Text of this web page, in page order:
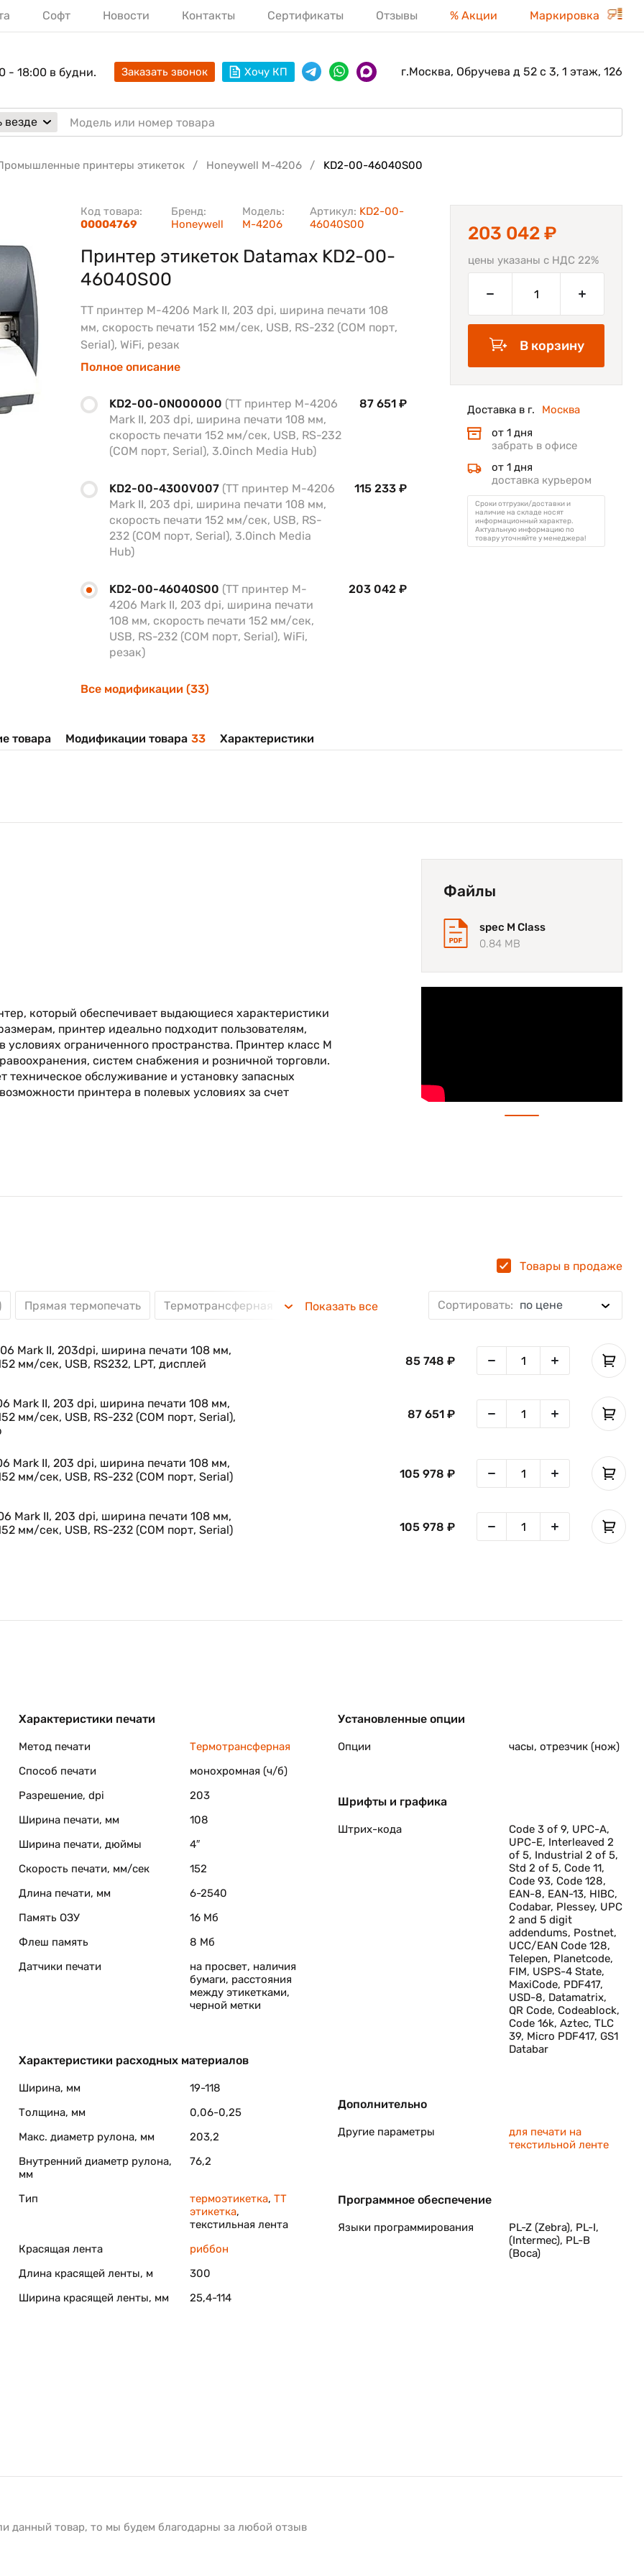
Софт Новости Контакты Сертификаты Отзывы % Акции Маркировка
- 18:00 в будни. Заказать звонок Хочу КП г.Москва, Обручева д 52 с 3, 1 этаж, 126
везде
принтеры этикеток Honeywell M-4206 KD2-00-46040S00
Бренд:
Honeywell
Модель:
M-4206
Код товара:
00004769
Артикул: KD2-00-
46040S00
Принтер этикеток Datamax KD2-00-
46040S00
TT принтер M-4206 Mark II, 203 dpi, ширина печати 108
мм, скорость печати 152 мм/сек, USB, RS-232 (COM порт,
Serial), WiFi, резак
Полное описание
KD2-00-0N000000 (TT принтер M-4206
Mark II, 203 dpi, ширина печати 108 мм,
скорость печати 152 мм/сек, USB, RS-232
(COM порт, Serial), 3.0inch Media Hub)
87 651 ₽
KD2-00-4300V007 (TT принтер M-4206
Mark II, 203 dpi, ширина печати 108 мм,
скорость печати 152 мм/сек, USB, RS-
232 (COM порт, Serial), 3.0inch Media
Hub)
115 233 ₽
KD2-00-46040S00 (TT принтер M-
4206 Mark II, 203 dpi, ширина печати
108 мм, скорость печати 152 мм/сек,
USB, RS-232 (COM порт, Serial), WiFi,
резак)
203 042 ₽
Все модификации (33)
203 042 ₽
цены указаны с НДС 22%
В корзину
Доставка в г.
Москва
от 1 дня
забрать в офисе
от 1 дня
доставка курьером
Сроки отгрузки/доставки и
наличие на складе носят
информационный характер.
Актуальную информацию по
товару уточняйте у менеджера!
товара Модификации товара 33 Характеристики
который обеспечивает выдающиеся характеристики
принтер идеально подходит пользователям,
ограниченного пространства. Принтер класс M
систем снабжения и розничной торговли.
техническое обслуживание и установку запасных
принтера в полевых условиях за счет
благодаря установке компонентов, требующих
и управления функциями принтера рассчитан на
в уже имеющийся парк оборудования
IN/OUT
комплектации и Ethernet и Wi Fi опционально
фирмы Datamax Corp. Уникальный дизайн
небольших и средних предприятий, которым
отличает простая и удобная заправка этикеток.
DT представлен в металлическом корпусе и с
и графики на широкой термобумаге или
качеством при компактных размерах.
- "на отражение" и "на просвет". Комбинация
либо перевести принтер в авто сенсорный режим и он
DT представлен в металлическом корпусе и с широкими
на широкой термобумаге или термоэтикетках.
размерах.
- "на отражение" и "на просвет". Комбинация
любой плотностью подложки, а также этикетки с "черной
либо перевести принтер в авто сенсорный режим и он
модули) и позволяет загружать
масштабируемые True-Type шрифты, что
дизайна этикеток.
модулей, большинство из которых может
отметить наличие термотрансферных блоков под
Файлы
spec M Class
0.84 MB
Товары в продаже
Прямая термопечать Термотрансферная USB RS-232 Ethernet WiFi
Показать все Сортировать: по цене
Mark II, 203dpi, ширина печати 108 мм,
мм/сек, USB, RS232, LPT, дисплей
85 748 ₽
Mark II, 203 dpi, ширина печати 108 мм,
мм/сек, USB, RS-232 (COM порт, Serial),
87 651 ₽
Mark II, 203 dpi, ширина печати 108 мм,
мм/сек, USB, RS-232 (COM порт, Serial)
105 978 ₽
Mark II, 203 dpi, ширина печати 108 мм,
мм/сек, USB, RS-232 (COM порт, Serial)
105 978 ₽
Характеристики печати
Метод печати
Термотрансферная
Способ печати
монохромная (ч/б)
Разрешение, dpi
203
Ширина печати, мм
108
Ширина печати, дюймы
4″
Скорость печати, мм/сек
152
Длина печати, мм
6-2540
Память ОЗУ
16 Мб
Флеш память
8 Мб
Датчики печати
на просвет, наличия
бумаги, расстояния
между этикетками,
черной метки
Характеристики расходных материалов
Ширина, мм
19-118
Толщина, мм
0,06-0,25
Макс. диаметр рулона, мм
203,2
Внутренний диаметр рулона,
мм
76,2
Тип термоэтикетка, ТТ
этикетка,
текстильная лента
Красящая лента
риббон
Длина красящей ленты, м
300
Ширина красящей ленты, мм
25,4-114
Установленные опции
Опции часы, отрезчик (нож)
Шрифты и графика
Штрих-кода
Code 3 of 9, UPC-A,
UPC-E, Interleaved 2
of 5, Industrial 2 of 5,
Std 2 of 5, Code 11,
Code 93, Code 128,
EAN-8, EAN-13, HIBC,
Codabar, Plessey, UPC
2 and 5 digit
addendums, Postnet,
UCC/EAN Code 128,
Telepen, Planetcode,
FIM, USPS-4 State,
MaxiCode, PDF417,
USD-8, Datamatrix,
QR Code, Codeablock,
Code 16k, Aztec, TLC
39, Micro PDF417, GS1
Databar
Дополнительно
Другие параметры
для печати на
текстильной ленте
Программное обеспечение
Языки программирования
PL-Z (Zebra), PL-I,
(Intermec), PL-B
(Boca)
данный товар, то мы будем благодарны за любой отзыв